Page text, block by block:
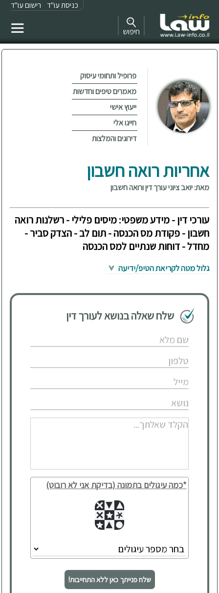
כניסת עו"ד רישום עו"ד
חיפוש
פרופיל ותחומי עיסוק
מאמרים טיפים וחדשות
ייעוץ אישי
חייגו אלי
דירוגים והמלצות
אחריות רואה חשבון
מאת: יואב ציוני עורך דין ורואה חשבון
עורכי דין - מידע משפטי: מיסים פלילי - רשלנות רואה
חשבון - פקודת מס הכנסה - תום לב - הצדק סביר -
מחדל - דוחות שנתיים למס הכנסה
גלול מטה לקריאת הטיפ/ידיעה
שלח שאלה בנושא לעורך דין
*כמה עיגולים בתמונה (בדיקת אני לא רובוט)
שלח פנייתך כאן ללא התחייבות!